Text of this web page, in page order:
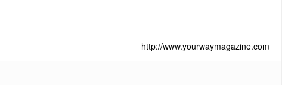
http://www.yourwaymagazine.com